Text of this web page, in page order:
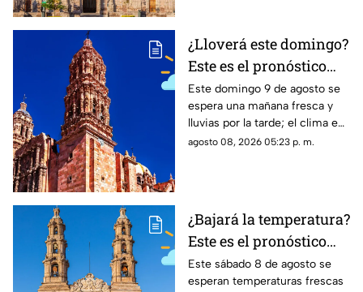
¿Lloverá este domingo?
Este es el pronóstico
del clima en Zacatecas
HOY domingo 9 de
agosto
Este domingo 9 de agosto se
espera una mañana fresca y
lluvias por la tarde; el clima en
Zacatecas hoy tendrá hasta 25
agosto 08, 2026 05:23 p. m.
¿Bajará la temperatura?
Este es el pronóstico
del clima en
Aguascalientes HOY
Este sábado 8 de agosto se
esperan temperaturas frescas